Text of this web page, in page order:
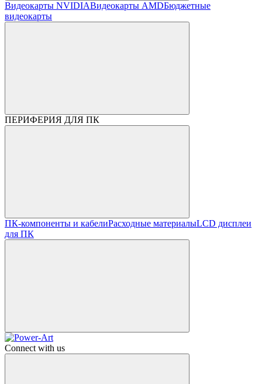
Видеокарты NVIDIAВидеокарты AMDБюджетные
видеокарты
ПЕРИФЕРИЯ ДЛЯ ПК
ПК-компоненты и кабелиРасходные материалыLCD дисплеи
для ПК
Connect with us